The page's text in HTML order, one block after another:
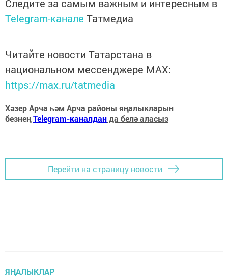
Следите за самым важным и интересным в
Telegram-канале Татмедиа
Читайте новости Татарстана в
национальном мессенджере MАХ:
https://max.ru/tatmedia
Хәзер Арча һәм Арча районы яңалыкларын
безнеңTelegram-каналданда белә аласыз
Перейти на страницу новости
ЯҢАЛЫКЛАР